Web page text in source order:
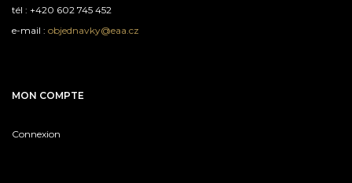
tél : +420 602 745 452
e-mail : objednavky@eaa.cz
MON COMPTE
Connexion